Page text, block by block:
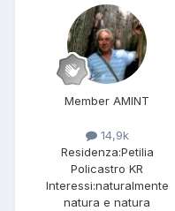
Member AMINT
14,9k
Residenza:Petilia
Policastro KR
Interessi:naturalmente
natura e natura